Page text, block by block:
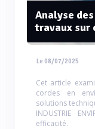
Analyse
travaux sur
Le 08/07/2025
Cet article
cordes en
solutions
INDUSTRIE
efficacité.